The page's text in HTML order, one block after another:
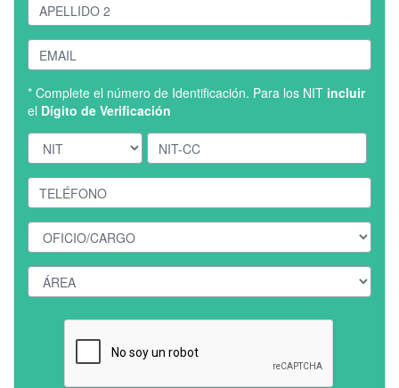
* Complete el número de Identificación. Para los NIT incluir
el Dígito de Verificación